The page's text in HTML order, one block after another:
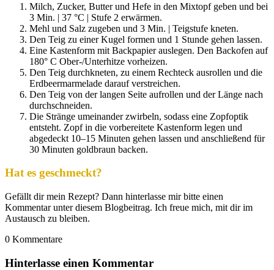
Milch, Zucker, Butter und Hefe in den Mixtopf geben und bei
3 Min. | 37 °C | Stufe 2 erwärmen.
Mehl und Salz zugeben und 3 Min. | Teigstufe kneten.
Den Teig zu einer Kugel formen und 1 Stunde gehen lassen.
Eine Kastenform mit Backpapier auslegen. Den Backofen auf
180° C Ober-/Unterhitze vorheizen.
Den Teig durchkneten, zu einem Rechteck ausrollen und die
Erdbeermarmelade darauf verstreichen.
Den Teig von der langen Seite aufrollen und der Länge nach
durchschneiden.
Die Stränge umeinander zwirbeln, sodass eine Zopfoptik
entsteht. Zopf in die vorbereitete Kastenform legen und
abgedeckt 10–15 Minuten gehen lassen und anschließend für
30 Minuten goldbraun backen.
Hat es geschmeckt?
Gefällt dir mein Rezept? Dann hinterlasse mir bitte einen
Kommentar unter diesem Blogbeitrag. Ich freue mich, mit dir im
Austausch zu bleiben.
0 Kommentare
Hinterlasse einen Kommentar